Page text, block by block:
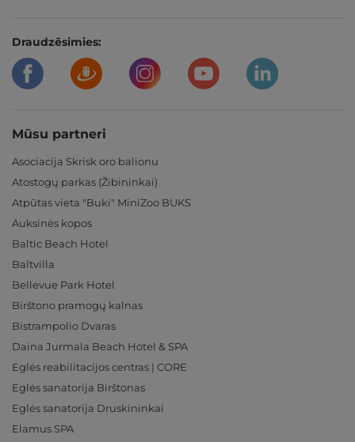
Draudzēsimies:
Mūsu partneri
Asociacija Skrisk oro balionu
Atostogų parkas (Žibininkai)
Atpūtas vieta "Buki" MiniZoo BUKS
Auksinės kopos
Baltic Beach Hotel
Baltvilla
Bellevue Park Hotel
Birštono pramogų kalnas
Bistrampolio Dvaras
Daina Jurmala Beach Hotel & SPA
Eglės reabilitacijos centras | CORE
Eglės sanatorija Birštonas
Eglės sanatorija Druskininkai
Elamus SPA